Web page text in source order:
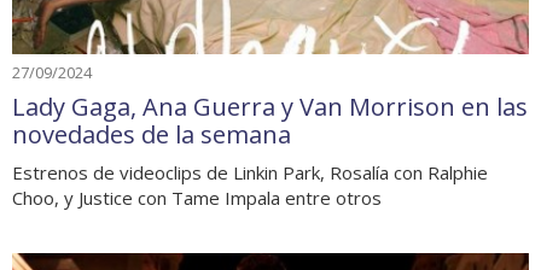
27/09/2024
Lady Gaga, Ana Guerra y Van Morrison en las
novedades de la semana
Estrenos de videoclips de Linkin Park, Rosalía con Ralphie
Choo, y Justice con Tame Impala entre otros